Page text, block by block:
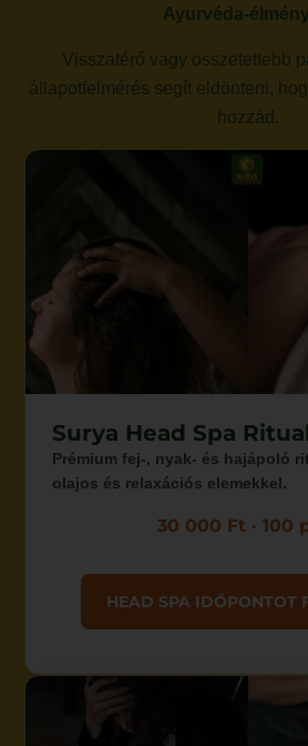
Ayurvéda-
Visszatérő vagy összetettebb
állapotfelmérés segít eldönteni,
hozzád.
Surya Head Spa
Prémium fej-, nyak- és hajápoló
olajos és relaxációs elemekkel.
30 000 Ft · 100
HEAD SPA IDŐPONTOT